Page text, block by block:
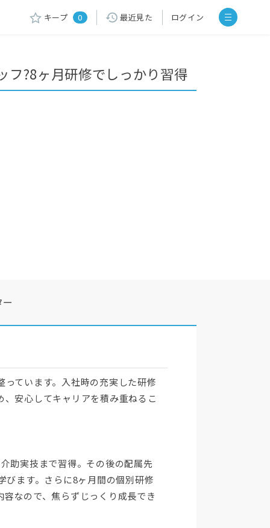
キープ 0 最近見た ログイン
フ?8ヶ月研修でしっかり習得
ています。入社時の充実した研修
安心してキャリアを積み重ねるこ
助実技まで習得。その後の配属先
びます。さらに8ヶ月間の個別研修
なので、焦らずじっくり成長でき